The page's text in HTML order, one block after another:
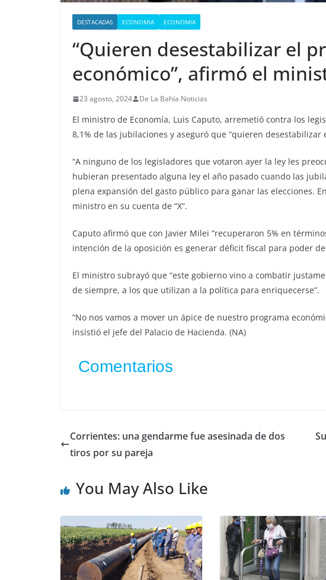
DESTACADAS ECONOMIA ECONOMIA
“Quieren desestabilizar el
económico”, afirmó el
23 agosto, 2024 De La Bahía Noticias
El ministro de Economía, Luis Caputo, arremetió contra los
8,1% de las jubilaciones y aseguró que “quieren desestabilizar
“A ninguno de los legisladores que votaron ayer la ley les
hubieran presentado alguna ley el año pasado cuando las
plena expansión del gasto público para ganar las elecciones.
ministro en su cuenta de “X”.
Caputo afirmó que con Javier Milei “recuperaron 5% en
intención de la oposición es generar déficit fiscal para poder
El ministro subrayó que “este gobierno vino a combatir
de siempre, a los que utilizan a la política para enriquecerse”.
“No nos vamos a mover un ápice de nuestro programa
insistió el jefe del Palacio de Hacienda. (NA)
Comentarios
Corrientes: una gendarme fue asesinada de dos
tiros por su pareja
You May Also Like